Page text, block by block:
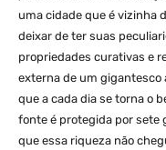
uma cidade que é vizinha
deixar de ter suas
propriedades curativas e
externa de um gigantesco
que a cada dia se torna o
fonte é protegida por sete
que essa riqueza não